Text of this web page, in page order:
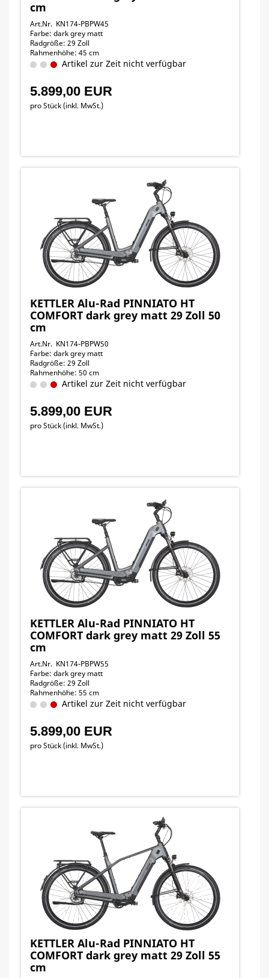
cm
Art.Nr. KN174-PBPW45
Farbe: dark grey matt
Radgröße: 29 Zoll
Rahmenhöhe: 45 cm
Artikel zur Zeit nicht verfügbar
5.899,00 EUR
pro Stück (inkl. MwSt.)
KETTLER Alu-Rad PINNIATO HT
COMFORT dark grey matt 29 Zoll 50
cm
Art.Nr. KN174-PBPW50
Farbe: dark grey matt
Radgröße: 29 Zoll
Rahmenhöhe: 50 cm
Artikel zur Zeit nicht verfügbar
5.899,00 EUR
pro Stück (inkl. MwSt.)
KETTLER Alu-Rad PINNIATO HT
COMFORT dark grey matt 29 Zoll 55
cm
Art.Nr. KN174-PBPW55
Farbe: dark grey matt
Radgröße: 29 Zoll
Rahmenhöhe: 55 cm
Artikel zur Zeit nicht verfügbar
5.899,00 EUR
pro Stück (inkl. MwSt.)
KETTLER Alu-Rad PINNIATO HT
COMFORT dark grey matt 29 Zoll 55
cm